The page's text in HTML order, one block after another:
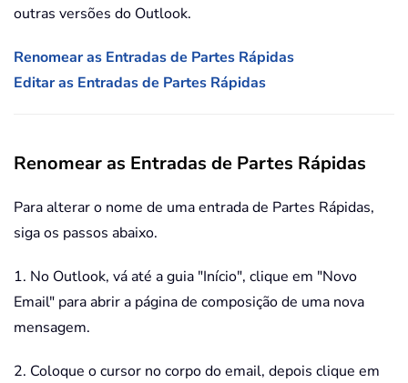
outras versões do Outlook.
Renomear as Entradas de Partes Rápidas
Editar as Entradas de Partes Rápidas
Renomear as Entradas de Partes Rápidas
Para alterar o nome de uma entrada de Partes Rápidas,
siga os passos abaixo.
1. No Outlook, vá até a guia "Início", clique em "Novo
Email" para abrir a página de composição de uma nova
mensagem.
2. Coloque o cursor no corpo do email, depois clique em